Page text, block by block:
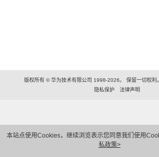
本站点使用Cookies，继续浏览表示您同意我们使用
私政策>
版权所有 © 华为技术有限公司 1998-2026。 保留一切权
隐私保护
法律声明